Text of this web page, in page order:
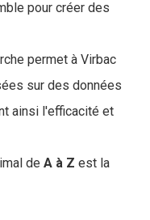
pour créer des
permet à Virbac
sur des données
ainsi l'efficacité et
de A à Z est la